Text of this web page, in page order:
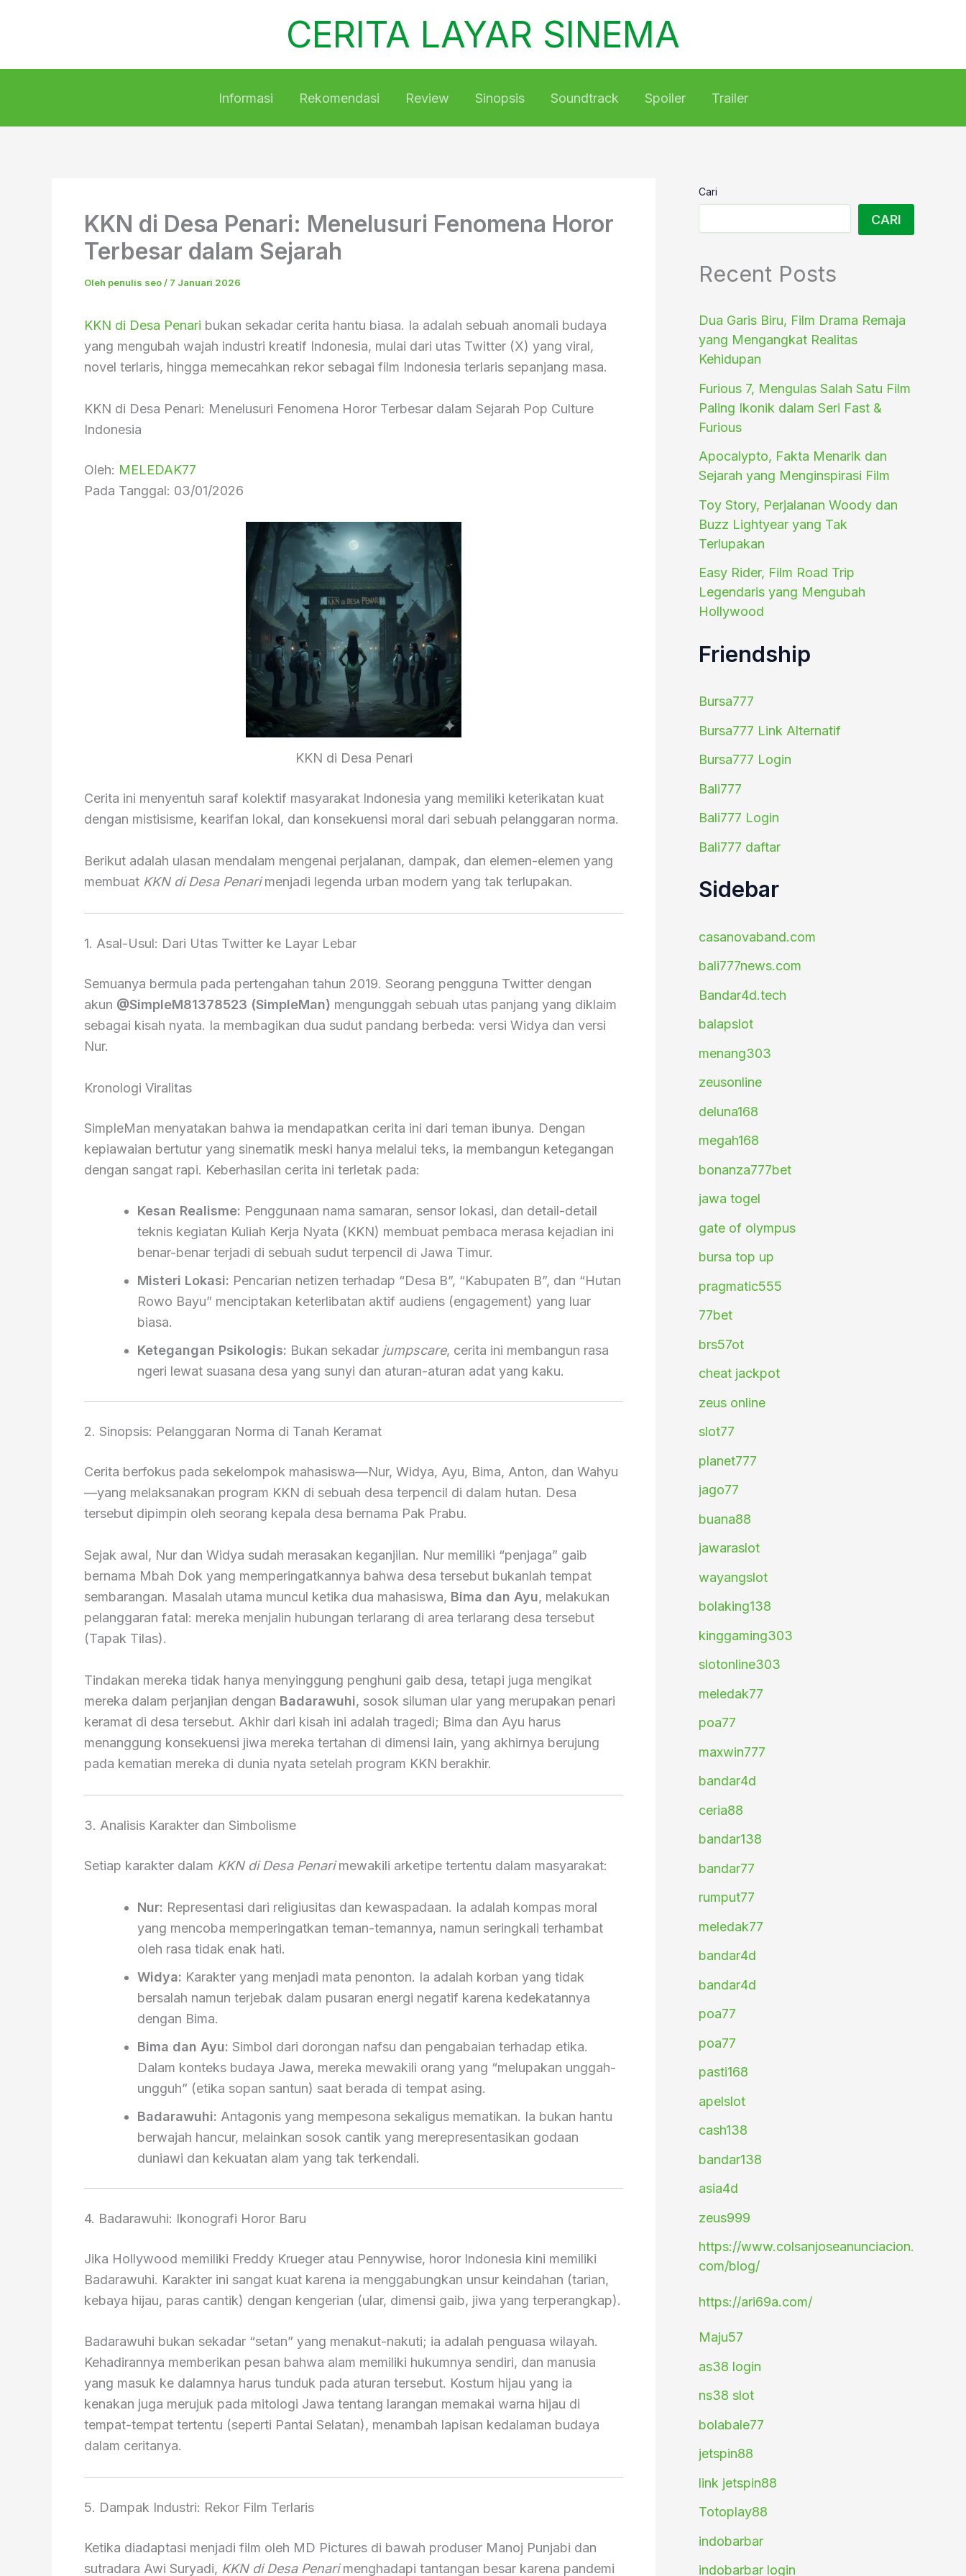
CERITA LAYAR SINEMA
Informasi Rekomendasi Review Sinopsis Soundtrack Spoiler Trailer
KKN di Desa Penari: Menelusuri Fenomena Horor
Terbesar dalam Sejarah
Oleh penulis seo / 7 Januari 2026
KKN di Desa Penari bukan sekadar cerita hantu biasa. Ia adalah sebuah anomali budaya
yang mengubah wajah industri kreatif Indonesia, mulai dari utas Twitter (X) yang viral,
novel terlaris, hingga memecahkan rekor sebagai film Indonesia terlaris sepanjang masa.
KKN di Desa Penari: Menelusuri Fenomena Horor Terbesar dalam Sejarah Pop Culture
Indonesia
Oleh: MELEDAK77
Pada Tanggal: 03/01/2026
KKN di Desa Penari
Cerita ini menyentuh saraf kolektif masyarakat Indonesia yang memiliki keterikatan kuat
dengan mistisisme, kearifan lokal, dan konsekuensi moral dari sebuah pelanggaran norma.
Berikut adalah ulasan mendalam mengenai perjalanan, dampak, dan elemen-elemen yang
membuat KKN di Desa Penarimenjadi legenda urban modern yang tak terlupakan.
1. Asal-Usul: Dari Utas Twitter ke Layar Lebar
Semuanya bermula pada pertengahan tahun 2019. Seorang pengguna Twitter dengan
akun @SimpleM81378523 (SimpleMan) mengunggah sebuah utas panjang yang diklaim
sebagai kisah nyata. Ia membagikan dua sudut pandang berbeda: versi Widya dan versi
Nur.
Kronologi Viralitas
SimpleMan menyatakan bahwa ia mendapatkan cerita ini dari teman ibunya. Dengan
kepiawaian bertutur yang sinematik meski hanya melalui teks, ia membangun ketegangan
dengan sangat rapi. Keberhasilan cerita ini terletak pada:
Kesan Realisme: Penggunaan nama samaran, sensor lokasi, dan detail-detail
teknis kegiatan Kuliah Kerja Nyata (KKN) membuat pembaca merasa kejadian ini
benar-benar terjadi di sebuah sudut terpencil di Jawa Timur.
Misteri Lokasi: Pencarian netizen terhadap “Desa B”, “Kabupaten B”, dan “Hutan
Rowo Bayu” menciptakan keterlibatan aktif audiens (engagement) yang luar
biasa.
Ketegangan Psikologis: Bukan sekadar jumpscare, cerita ini membangun rasa
ngeri lewat suasana desa yang sunyi dan aturan-aturan adat yang kaku.
2. Sinopsis: Pelanggaran Norma di Tanah Keramat
Cerita berfokus pada sekelompok mahasiswa—Nur, Widya, Ayu, Bima, Anton, dan Wahyu
—yang melaksanakan program KKN di sebuah desa terpencil di dalam hutan. Desa
tersebut dipimpin oleh seorang kepala desa bernama Pak Prabu.
Sejak awal, Nur dan Widya sudah merasakan keganjilan. Nur memiliki “penjaga” gaib
bernama Mbah Dok yang memperingatkannya bahwa desa tersebut bukanlah tempat
sembarangan. Masalah utama muncul ketika dua mahasiswa, Bima dan Ayu, melakukan
pelanggaran fatal: mereka menjalin hubungan terlarang di area terlarang desa tersebut
(Tapak Tilas).
Tindakan mereka tidak hanya menyinggung penghuni gaib desa, tetapi juga mengikat
mereka dalam perjanjian dengan Badarawuhi, sosok siluman ular yang merupakan penari
keramat di desa tersebut. Akhir dari kisah ini adalah tragedi; Bima dan Ayu harus
menanggung konsekuensi jiwa mereka tertahan di dimensi lain, yang akhirnya berujung
pada kematian mereka di dunia nyata setelah program KKN berakhir.
3. Analisis Karakter dan Simbolisme
Setiap karakter dalam KKN di Desa Penarimewakili arketipe tertentu dalam masyarakat:
Nur: Representasi dari religiusitas dan kewaspadaan. Ia adalah kompas moral
yang mencoba memperingatkan teman-temannya, namun seringkali terhambat
oleh rasa tidak enak hati.
Widya: Karakter yang menjadi mata penonton. Ia adalah korban yang tidak
bersalah namun terjebak dalam pusaran energi negatif karena kedekatannya
dengan Bima.
Bima dan Ayu: Simbol dari dorongan nafsu dan pengabaian terhadap etika.
Dalam konteks budaya Jawa, mereka mewakili orang yang “melupakan unggah-
ungguh” (etika sopan santun) saat berada di tempat asing.
Badarawuhi: Antagonis yang mempesona sekaligus mematikan. Ia bukan hantu
berwajah hancur, melainkan sosok cantik yang merepresentasikan godaan
duniawi dan kekuatan alam yang tak terkendali.
4. Badarawuhi: Ikonografi Horor Baru
Jika Hollywood memiliki Freddy Krueger atau Pennywise, horor Indonesia kini memiliki
Badarawuhi. Karakter ini sangat kuat karena ia menggabungkan unsur keindahan (tarian,
kebaya hijau, paras cantik) dengan kengerian (ular, dimensi gaib, jiwa yang terperangkap).
Badarawuhi bukan sekadar “setan” yang menakut-nakuti; ia adalah penguasa wilayah.
Kehadirannya memberikan pesan bahwa alam memiliki hukumnya sendiri, dan manusia
yang masuk ke dalamnya harus tunduk pada aturan tersebut. Kostum hijau yang ia
kenakan juga merujuk pada mitologi Jawa tentang larangan memakai warna hijau di
tempat-tempat tertentu (seperti Pantai Selatan), menambah lapisan kedalaman budaya
dalam ceritanya.
5. Dampak Industri: Rekor Film Terlaris
Ketika diadaptasi menjadi film oleh MD Pictures di bawah produser Manoj Punjabi dan
sutradara Awi Suryadi, KKN di Desa Penarimenghadapi tantangan besar karena pandemi
Cari
CARI
Recent Posts
Dua Garis Biru, Film Drama Remaja
yang Mengangkat Realitas
Kehidupan
Furious 7, Mengulas Salah Satu Film
Paling Ikonik dalam Seri Fast &
Furious
Apocalypto, Fakta Menarik dan
Sejarah yang Menginspirasi Film
Toy Story, Perjalanan Woody dan
Buzz Lightyear yang Tak
Terlupakan
Easy Rider, Film Road Trip
Legendaris yang Mengubah
Hollywood
Friendship
Bursa777
Bursa777 Link Alternatif
Bursa777 Login
Bali777
Bali777 Login
Bali777 daftar
Sidebar
casanovaband.com
bali777news.com
Bandar4d.tech
balapslot
menang303
zeusonline
deluna168
megah168
bonanza777bet
jawa togel
gate of olympus
bursa top up
pragmatic555
77bet
brs57ot
cheat jackpot
zeus online
slot77
planet777
jago77
buana88
jawaraslot
wayangslot
bolaking138
kinggaming303
slotonline303
meledak77
poa77
maxwin777
bandar4d
ceria88
bandar138
bandar77
rumput77
meledak77
bandar4d
bandar4d
poa77
poa77
pasti168
apelslot
cash138
bandar138
asia4d
zeus999
https://www.colsanjoseanunciacion.
com/blog/
https://ari69a.com/
Maju57
as38 login
ns38 slot
bolabale77
jetspin88
link jetspin88
Totoplay88
indobarbar
indobarbar login